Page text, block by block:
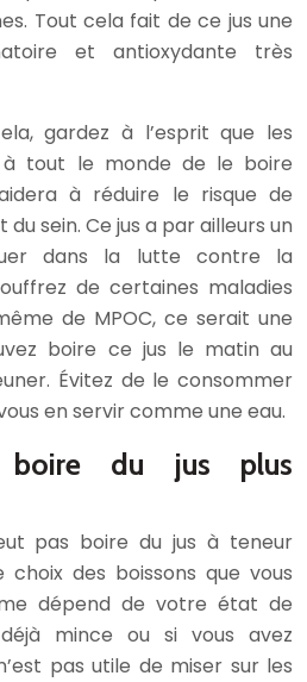
Tout cela fait de ce jus une
et antioxydante très
gardez à l’esprit que les
à tout le monde de le boire
à réduire le risque de
sein. Ce jus a par ailleurs un
dans la lutte contre la
de certaines maladies
de MPOC, ce serait une
boire ce jus le matin au
Évitez de le consommer
en servir comme une eau.
boire du jus plus
pas boire du jus à teneur
choix des boissons que vous
dépend de votre état de
mince ou si vous avez
pas utile de miser sur les